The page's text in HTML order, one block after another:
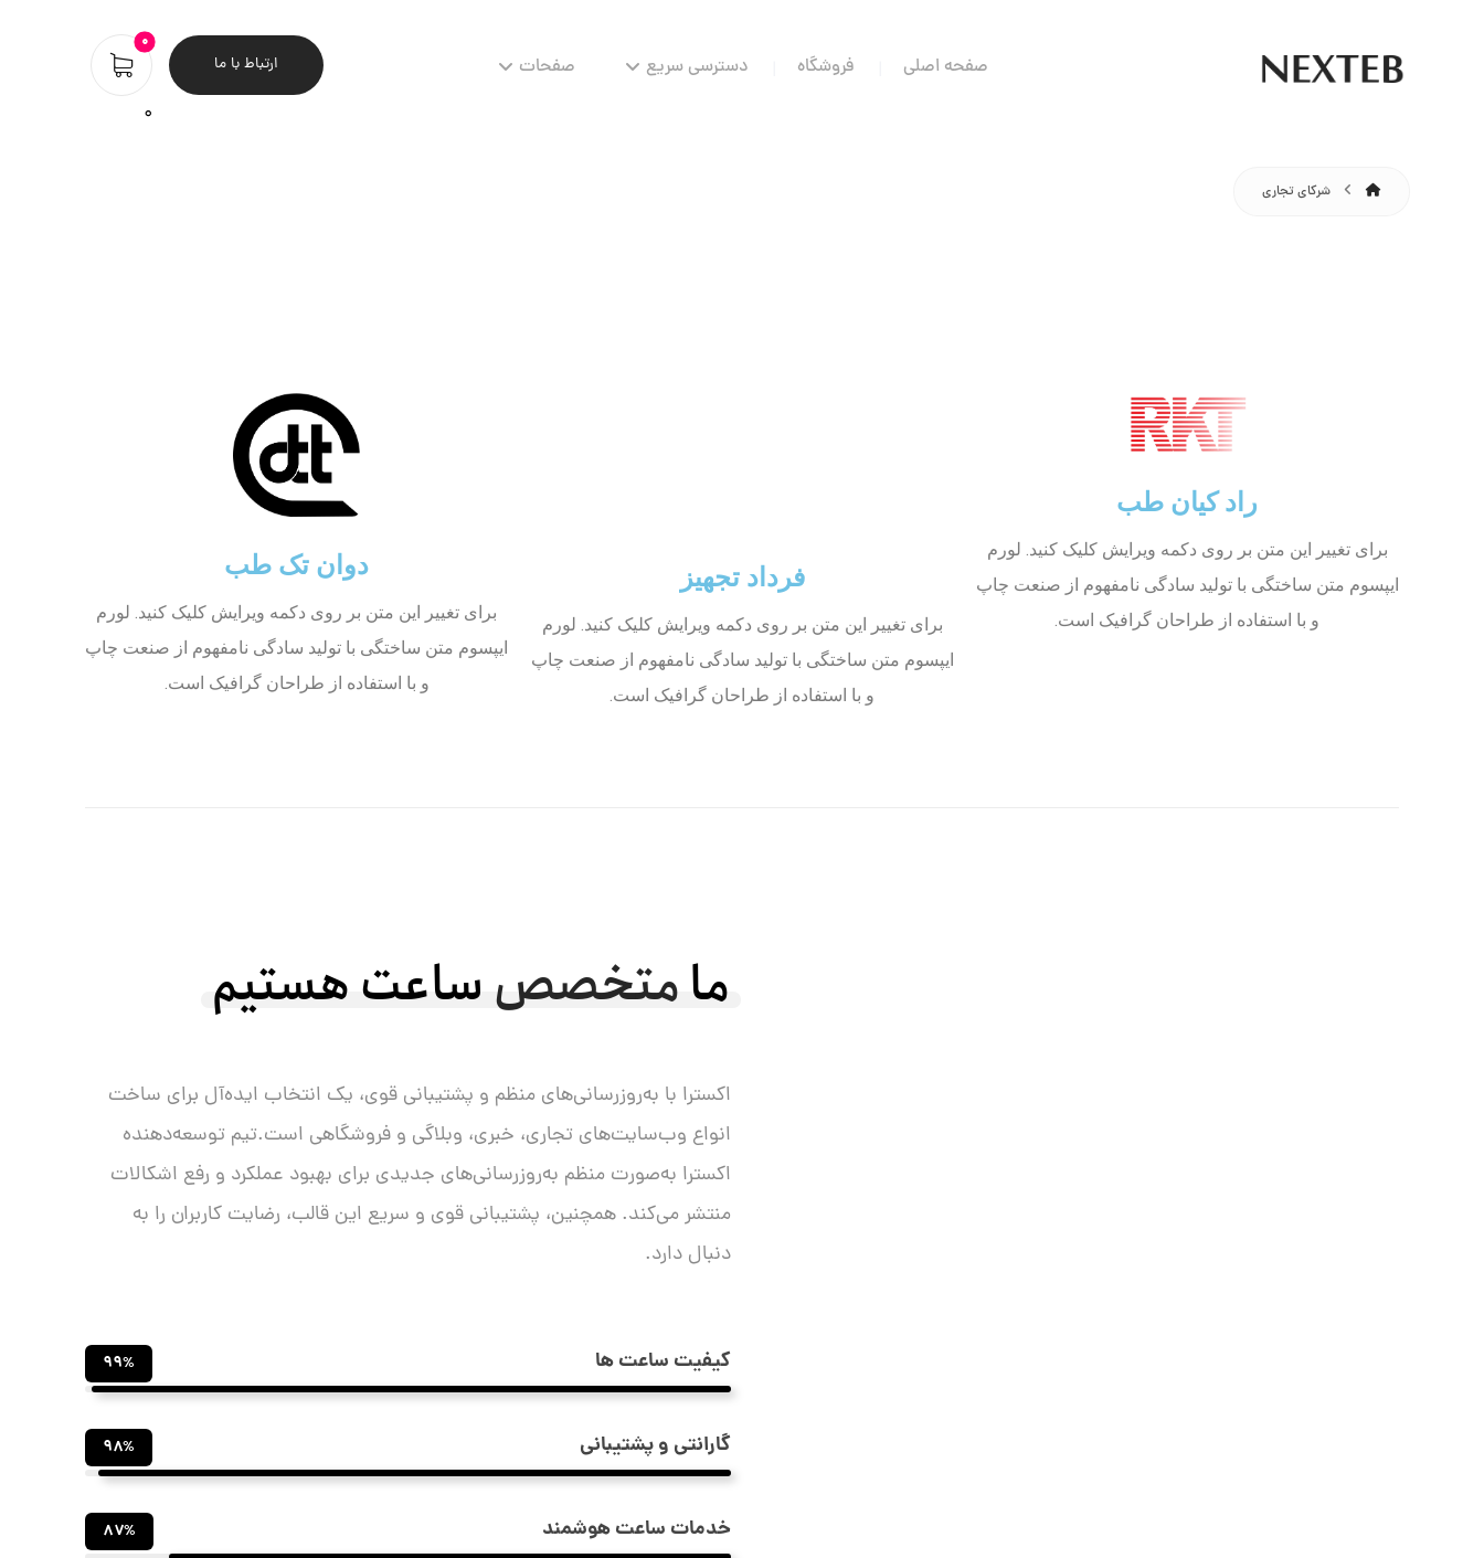
صفحه اصلی فروشگاه دسترسی سریع
صفحات
0
ارتباط با ما
شرکای تجاری
راد کیان طب
برای تغییر این متن بر روی دکمه ویرایش کلیک کنید. لورم
ایپسوم متن ساختگی با تولید سادگی نامفهوم از صنعت چاپ
و با استفاده از طراحان گرافیک است.
فرداد تجهیز
برای تغییر این متن بر روی دکمه ویرایش کلیک کنید. لورم
ایپسوم متن ساختگی با تولید سادگی نامفهوم از صنعت چاپ
و با استفاده از طراحان گرافیک است.
دوان تک طب
برای تغییر این متن بر روی دکمه ویرایش کلیک کنید. لورم
ایپسوم متن ساختگی با تولید سادگی نامفهوم از صنعت چاپ
و با استفاده از طراحان گرافیک است.
مامتخصص ساعت هستیم
اکسترا با به‌روزرسانی‌های منظم و پشتیبانی قوی، یک انتخاب ایده‌آل برای ساخت
انواع وب‌سایت‌های تجاری، خبری، وبلاگی و فروشگاهی است.تیم توسعه‌دهنده
اکسترا به‌صورت منظم به‌روزرسانی‌های جدیدی برای بهبود عملکرد و رفع اشکالات
منتشر می‌کند. همچنین، پشتیبانی قوی و سریع این قالب، رضایت کاربران را به
دنبال دارد.
کیفیت ساعت ها ۹۹%
گارانتی و پشتیبانی ۹۸%
خدمات ساعت هوشمند ۸۷%